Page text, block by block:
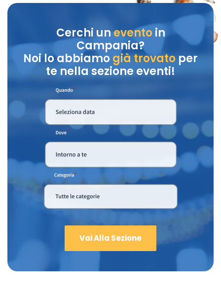
Cerchi unevento in
Campania?
Noi lo abbiamo già trovatoper
te nella sezione eventi!
Vai Alla Sezione